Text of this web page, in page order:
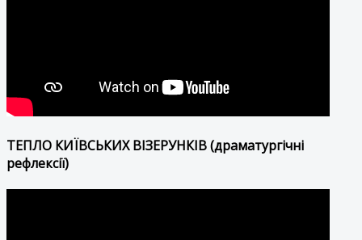
ТЕПЛО КИЇВСЬКИХ ВІЗЕРУНКІВ (драматургічні
рефлексії)